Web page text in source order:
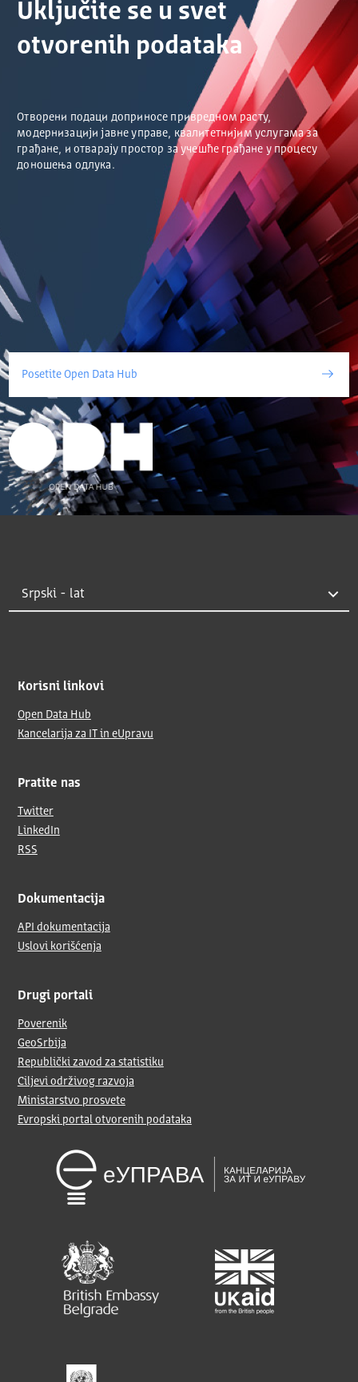
Uključite se u svet
otvorenih podataka
Отворени подаци доприносе привредном расту,
модернизацији јавне управе, квалитетнијим услугама за
грађане, и отварају простор за учешће грађане у процесу
доношења одлука.
Posetite Open Data Hub
Korisni linkovi
Open Data Hub
Kancelarija za IT in eUpravu
Pratite nas
Twitter
LinkedIn
RSS
Dokumentacija
API dokumentacija
Uslovi korišćenja
Drugi portali
Poverenik
GeoSrbija
Republički zavod za statistiku
Ciljevi održivog razvoja
Ministarstvo prosvete
Evropski portal otvorenih podataka